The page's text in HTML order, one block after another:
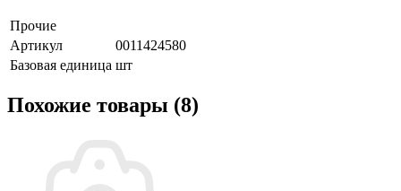
Прочие
Артикул
0011424580
Базовая единица шт
Похожие товары (8)